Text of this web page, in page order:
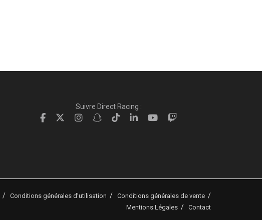
Suivre Direct Racing :
Conditions générales d’utilisation
Conditions générales de vente
Mentions Légales
Contact